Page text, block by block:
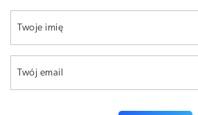
Twoje imię
Twój email